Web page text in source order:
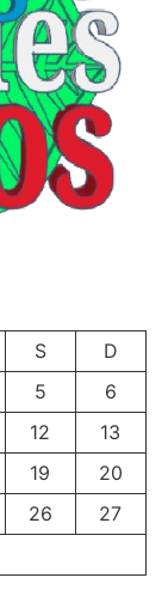
S
D
5
6
12
13
19
20
26
27